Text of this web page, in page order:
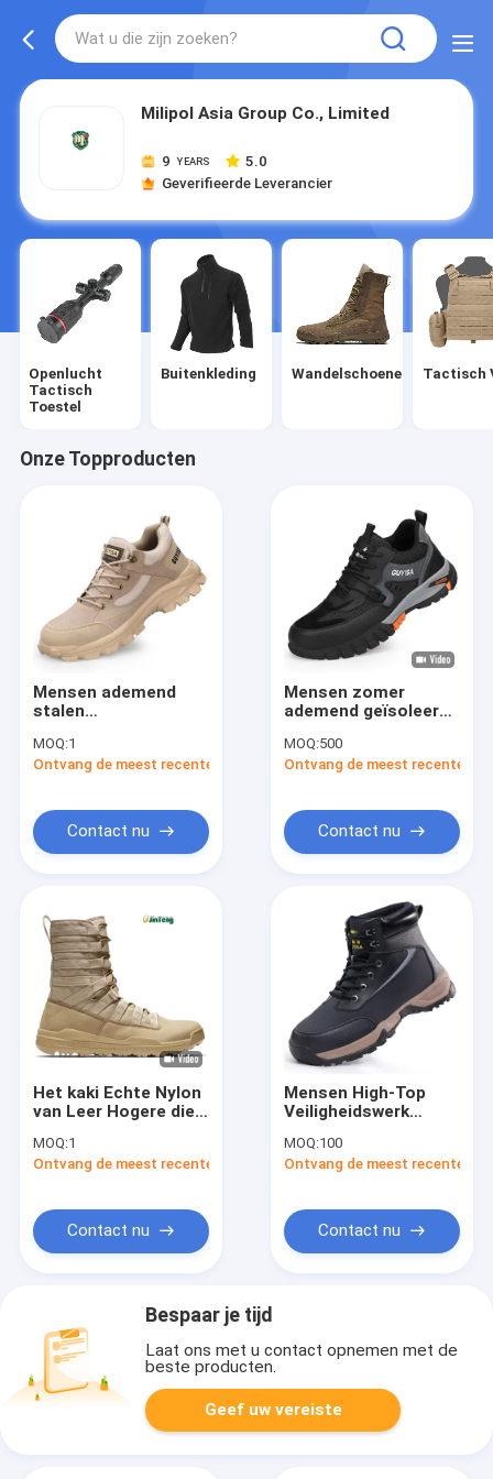
Milipol Asia Group Co., Limited
9 YEARS
5.0
Geverifieerde Leverancier
Openlucht
Tactisch
Toestel
Buitenkleding Wandelschoenen Tactisch
Onze Topproducten
Mensen ademend
stalen
voor de tenen,
stevige schoenen
voor de zomer
MOQ:1
Ontvang de meest recente Prijs
Contact nu
Mensen zomer
ademend geïsoleerde
staal toe veiligheid
schoenen Puncture &
Electrician schoenen
MOQ:500
Ontvang de meest recente
Contact nu
Het kaki Echte Nylon
van Leer Hogere die
Rubberoutsole wordt
versterkt
MOQ:1
Ontvang de meest recente Prijs
Contact nu
Mensen High-Top
Veiligheidswerk
proof Steel Toe
Puncture-Resistant
beschermende
schoenen
MOQ:100
Ontvang de meest recente
Contact nu
Bespaar je tijd
Laat ons met u contact opnemen met de
beste producten.
Geef uw vereiste